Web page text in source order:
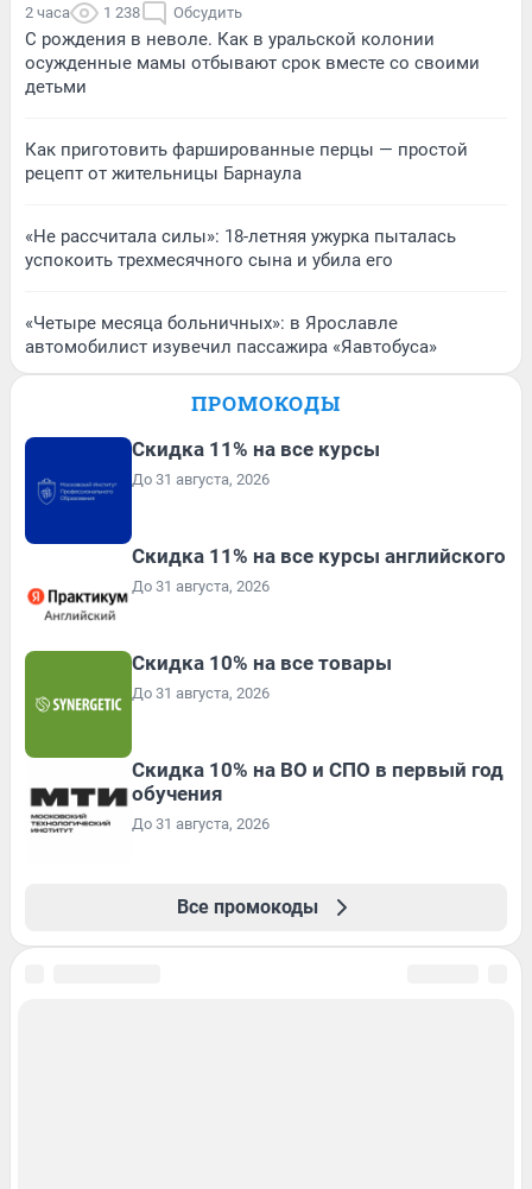
2 часа 1 238 Обсудить
С рождения в неволе. Как в уральской колонии
осужденные мамы отбывают срок вместе со своими
детьми
Как приготовить фаршированные перцы — простой
рецепт от жительницы Барнаула
«Не рассчитала силы»: 18-летняя ужурка пыталась
успокоить трехмесячного сына и убила его
«Четыре месяца больничных»: в Ярославле
автомобилист изувечил пассажира «Яавтобуса»
ПРОМОКОДЫ
Скидка 11% на все курсы
До 31 августа, 2026
Скидка 11% на все курсы английского
До 31 августа, 2026
Скидка 10% на все товары
До 31 августа, 2026
Скидка 10% на ВО и СПО в первый год
обучения
До 31 августа, 2026
Все промокоды